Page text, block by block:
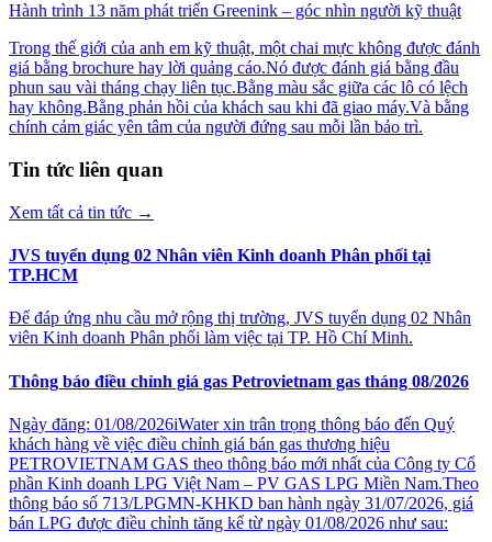
Hành trình 13 năm phát triển Greenink – góc nhìn người kỹ thuật
Trong thế giới của anh em kỹ thuật, một chai mực không được đánh
giá bằng brochure hay lời quảng cáo.Nó được đánh giá bằng đầu
phun sau vài tháng chạy liên tục.Bằng màu sắc giữa các lô có lệch
hay không.Bằng phản hồi của khách sau khi đã giao máy.Và bằng
chính cảm giác yên tâm của người đứng sau mỗi lần bảo trì.
Tin tức liên quan
Xem tất cả tin tức →
JVS tuyển dụng 02 Nhân viên Kinh doanh Phân phối tại
TP.HCM
Để đáp ứng nhu cầu mở rộng thị trường, JVS tuyển dụng 02 Nhân
viên Kinh doanh Phân phối làm việc tại TP. Hồ Chí Minh.
Thông báo điều chỉnh giá gas Petrovietnam gas tháng 08/2026
Ngày đăng: 01/08/2026iWater xin trân trọng thông báo đến Quý
khách hàng về việc điều chỉnh giá bán gas thương hiệu
PETROVIETNAM GAS theo thông báo mới nhất của Công ty Cổ
phần Kinh doanh LPG Việt Nam – PV GAS LPG Miền Nam.Theo
thông báo số 713/LPGMN-KHKD ban hành ngày 31/07/2026, giá
bán LPG được điều chỉnh tăng kể từ ngày 01/08/2026 như sau: